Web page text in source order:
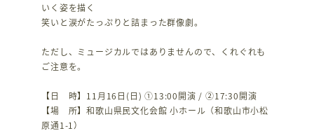
いく姿を描く
笑いと涙がたっぷりと詰まった群像劇。
ただし、ミュージカルではありませんので、くれぐれも
ご注意を。
【日 時】11月16日(日) ①13:00開演 / ②17:30開演
【場 所】和歌山県民文化会館 小ホール（和歌山市小松
原通1-1）